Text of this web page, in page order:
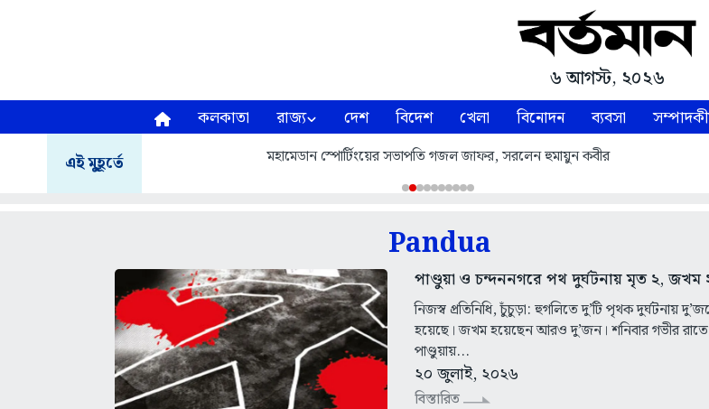
৬ আগস্ট, ২০২৬
কলকাতা রাজ্য দেশ বিদেশ খেলা বিনোদন ব্যবসা
এই মুহূর্তে মহামেডান স্পোর্টিংয়ের সভাপতি গজল জাফর, সরলেন হুমায়ুন কবীর
Pandua
পাণ্ডুয়া ও চন্দননগরে পথ দুর্ঘটনায় মৃত ২, জখম
নিজস্ব প্রতিনিধি, চুঁচুড়া: হুগলিতে দু’টি পৃথক দুর্ঘটনায়
হয়েছে। জখম হয়েছেন আরও দু’জন। শনিবার গভীর রাতে
পাণ্ডুয়ায়...
২০ জুলাই, ২০২৬
বিস্তারিত